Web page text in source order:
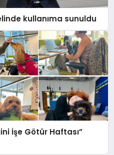
kullanıma sunuldu
İşe Götür Haftası”